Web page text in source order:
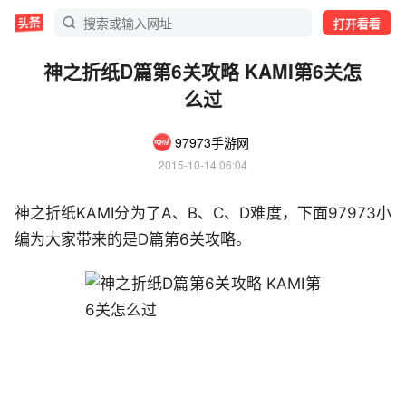
打开看看
神之折纸D篇第6关攻略 KAMI第6关怎
么过
97973手游网
2015-10-14 06:04
神之折纸KAMI分为了A、B、C、D难度，下面97973小
编为大家带来的是D篇第6关攻略。